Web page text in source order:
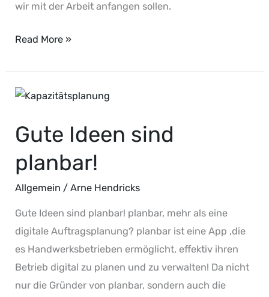
wir mit der Arbeit anfangen sollen.
Read More »
Gute Ideen sind
planbar!
Allgemein /Arne Hendricks
Gute Ideen sind planbar! planbar, mehr als eine
digitale Auftragsplanung? planbar ist eine App ,die
es Handwerksbetrieben ermöglicht, effektiv ihren
Betrieb digital zu planen und zu verwalten! Da nicht
nur die Gründer von planbar, sondern auch die
Gute
sind